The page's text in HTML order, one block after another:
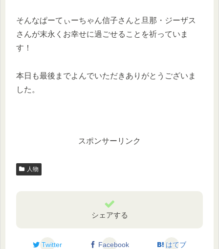
そんなぱーてぃーちゃん信子さんと旦那・ジーザス
さんが末永くお幸せに過ごせることを祈っていま
す！
本日も最後までよんでいただきありがとうございま
した。
スポンサーリンク
人物
シェアする
Twitter Facebook はてブ